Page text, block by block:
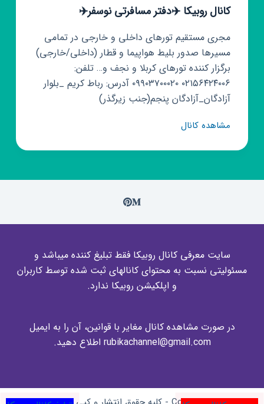
کانال روبیکا ✈️دفتر مسافرتی نوسفر✈️
مجری مستقیم تورهای داخلی و خارجی در تمامی
مسیرها صدور بلیط هواپیما و قطار (داخلی/خارجی)
برگزار کننده تورهای کربلا و نجف و… تلفن:
۰۲۱۵۶۴۲۴۰۰۶ ۰۹۹۰۳۷۰۰۰۲۰ آدرس: رباط کریم _بلوار
آزادگان_آزادگان پنجم(جنب زیرگذر)
مشاهده کانالکانال
✈️
مسافرتی
سایت معرفی کانال روبیکا فقط تبلیغ کننده میباشد و
مسئولیتی نسبت به محتوای کانالهای ثبت شده توسط کاربران
و اپلکیشن روبیکا ندارد.
در صورت مشاهده کانال مغایر با قوانین، آن را به ایمیل
rubikachannel@gmail.com اطلاع دهید.